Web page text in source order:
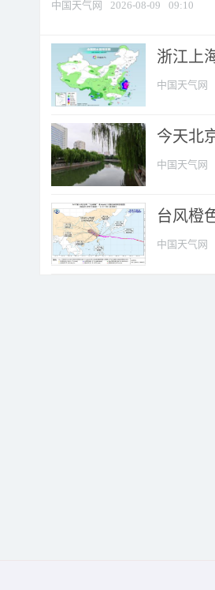
中国天气网 2026-08-09 09:10
浙江上
中国天气网
今天北
中国天气网
台风橙
中国天气网